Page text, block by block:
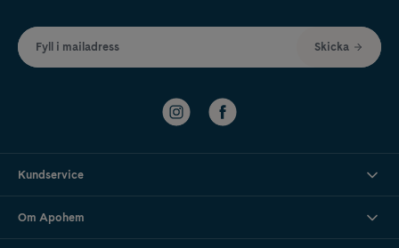
Fyll i mailadress Skicka
Kundservice
Om Apohem